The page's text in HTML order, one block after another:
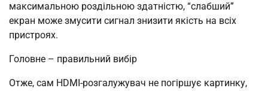
максимальною роздільною здатністю, “слабший”
екран може змусити сигнал знизити якість на всіх
пристроях.
Головне – правильний вибір
Отже, сам HDMI-розгалужувач не погіршує картинку,